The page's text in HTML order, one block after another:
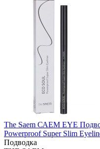
The Saem САЕМ EYE
Powerproof Super Slim
Подводка